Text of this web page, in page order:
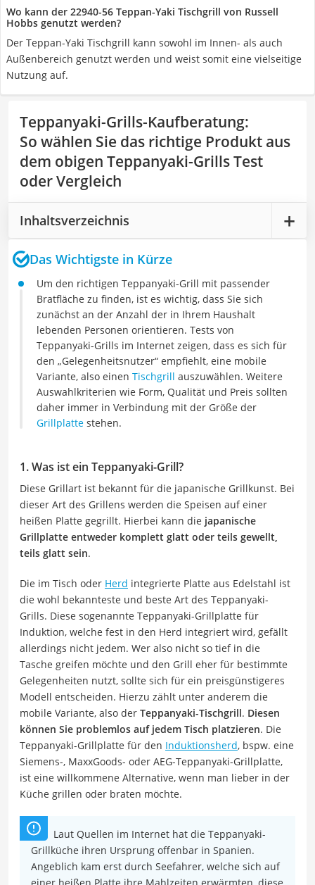
Wo kann der 22940-56 Teppan-Yaki Tischgrill von Russell
Hobbs genutzt werden?
Der Teppan-Yaki Tischgrill kann sowohl im Innen- als auch
Außenbereich genutzt werden und weist somit eine vielseitige
Nutzung auf.
Teppanyaki-Grills-Kaufberatung:
So wählen Sie das richtige Produkt aus
dem obigen Teppanyaki-Grills Test
oder Vergleich
Inhaltsverzeichnis
Das Wichtigste in Kürze
Um den richtigen Teppanyaki-Grill mit passender
Bratfläche zu finden, ist es wichtig, dass Sie sich
zunächst an der Anzahl der in Ihrem Haushalt
lebenden Personen orientieren. Tests von
Teppanyaki-Grills im Internet zeigen, dass es sich für
den „Gelegenheitsnutzer“ empfiehlt, eine mobile
Variante, also einen Tischgrill auszuwählen. Weitere
Auswahlkriterien wie Form, Qualität und Preis sollten
daher immer in Verbindung mit der Größe der
Grillplatte stehen.
1.Was ist ein Teppanyaki-Grill?
Diese Grillart ist bekannt für die japanische Grillkunst. Bei
dieser Art des Grillens werden die Speisen auf einer
heißen Platte gegrillt. Hierbei kann die japanische
Grillplatte entweder komplett glatt oder teils gewellt,
teils glatt sein.
Die im Tisch oder Herd integrierte Platte aus Edelstahl ist
die wohl bekannteste und beste Art des Teppanyaki-
Grills. Diese sogenannte Teppanyaki-Grillplatte für
Induktion, welche fest in den Herd integriert wird, gefällt
allerdings nicht jedem. Wer also nicht so tief in die
Tasche greifen möchte und den Grill eher für bestimmte
Gelegenheiten nutzt, sollte sich für ein preisgünstigeres
Modell entscheiden. Hierzu zählt unter anderem die
mobile Variante, also der Teppanyaki-Tischgrill. Diesen
können Sie problemlos auf jedem Tisch platzieren. Die
Teppanyaki-Grillplatte für den Induktionsherd, bspw. eine
Siemens-, MaxxGoods- oder AEG-Teppanyaki-Grillplatte,
ist eine willkommene Alternative, wenn man lieber in der
Küche grillen oder braten möchte.
Laut Quellen im Internet hat die Teppanyaki-
Grillküche ihren Ursprung offenbar in Spanien.
Angeblich kam erst durch Seefahrer, welche sich auf